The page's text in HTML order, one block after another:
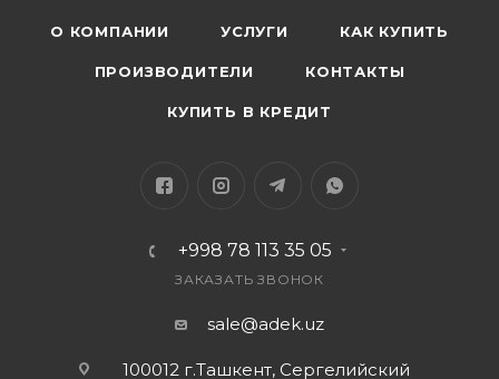
О КОМПАНИИ УСЛУГИ КАК КУПИТЬ
ПРОИЗВОДИТЕЛИ КОНТАКТЫ
КУПИТЬ В КРЕДИТ
+998 78 113 35 05
ЗАКАЗАТЬ ЗВОНОК
sale@adek.uz
100012 г.Ташкент, Сергелийский